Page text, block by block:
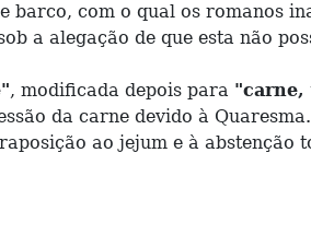
com o qual os romanos
a alegação de que esta não
, modificada depois para "carne,
da carne devido à
ao jejum e à